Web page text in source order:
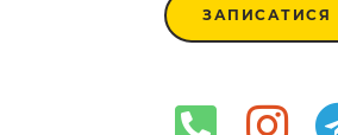
ЗАПИСАТИСЯ